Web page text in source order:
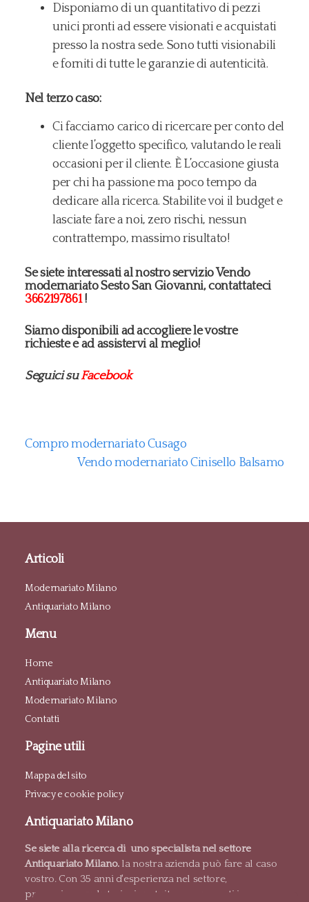
Disponiamo di un quantitativo di pezzi
unici pronti ad essere visionati e acquistati
presso la nostra sede. Sono tutti visionabili
e forniti di tutte le garanzie di autenticità.
Nel terzo caso:
Ci facciamo carico di ricercare per conto del
cliente l’oggetto specifico, valutando le reali
occasioni per il cliente. È L’occasione giusta
per chi ha passione ma poco tempo da
dedicare alla ricerca. Stabilite voi il budget e
lasciate fare a noi, zero rischi, nessun
contrattempo, massimo risultato!
Se siete interessati al nostro servizio Vendo
modernariato Sesto San Giovanni, contattateci
3662197861 !
Siamo disponibili ad accogliere le vostre
richieste e ad assistervi al meglio!
Seguici suFacebook
Compro modernariato Cusago
Vendo modernariato Cinisello Balsamo
Articoli
Modernariato Milano
Antiquariato Milano
Menu
Home
Antiquariato Milano
Modernariato Milano
Contatti
Pagine utili
Mappa del sito
Privacy e cookie policy
Antiquariato Milano
Se siete alla ricerca di uno specialista nel settore
Antiquariato Milano.la nostra azienda può fare al caso
vostro. Con 35 anni d'esperienza nel settore,
proponiamo valutazioni gratuite e pagamenti in